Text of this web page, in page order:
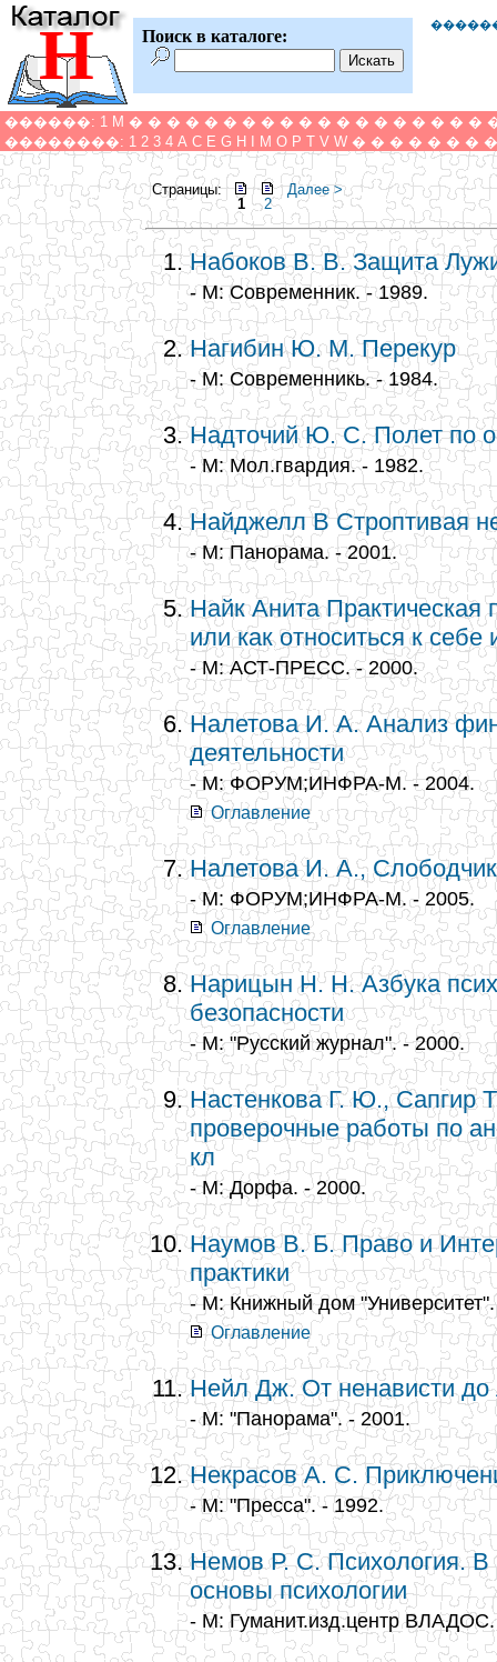
Н Поиск в каталоге:
������: 1 M � � � � � � � � � � � � � � � � � � �
��������: 1 2 3 4 A C E G H M O P T V W � � � � � � � �
Страницы:
1
2
Далее >
Набоков В. В. Защита
- М: Современник. - 1989.
Нагибин Ю. М. Перекур
- М: Современникь. - 1984.
Надточий Ю. С. Полет по
- М: Мол.гвардия. - 1982.
Найджелл В Строптивая
- М: Панорама. - 2001.
Найк Анита Практическая
или как относиться к себе
- М: АСТ-ПРЕСС. - 2000.
Налетова И. А. Анализ
деятельности
- М: ФОРУМ;ИНФРА-М. - 2004.
Оглавление
Налетова И. А.,
- М: ФОРУМ;ИНФРА-М. - 2005.
Оглавление
Нарицын Н. Н. Азбука
безопасности
- М: "Русский журнал". - 2000.
Настенкова Г. Ю., Сапгир
проверочные работы по
кл
- М: Дорфа. - 2000.
Наумов В. Б. Право и
практики
- М: Книжный дом
Оглавление
Нейл Дж. От ненависти
- М: "Панорама". - 2001.
Некрасов А. С.
- М: "Пресса". - 1992.
Немов Р. С. Психология.
основы психологии
- М: Гуманит.изд.центр ВЛАДОС.